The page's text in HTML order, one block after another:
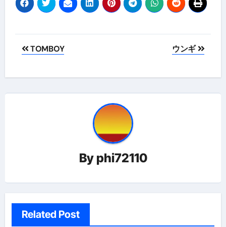
投
ョ
ン
TOMBOY ウンギ
By phi72110
Related Post